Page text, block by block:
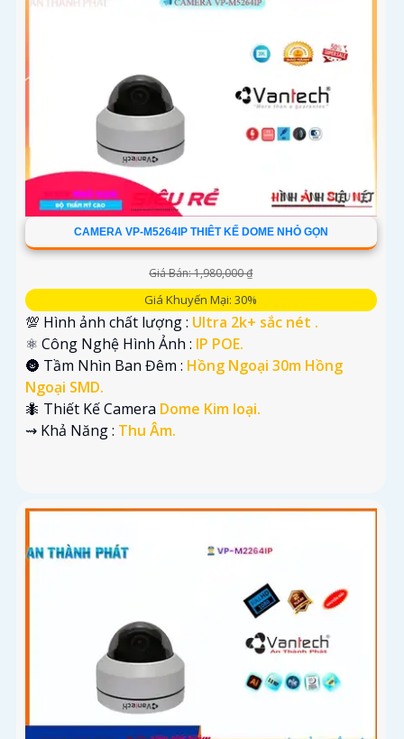
CAMERA VP-M5264IP THIÊT KẾ DOME NHỎ GỌN
Giá Bán: 1,980,000 ₫
Giá Khuyến Mại: 30%
💯 Hình ảnh chất lượng : Ultra 2k+ sắc nét .
⚛️ Công Nghệ Hình Ảnh : IP POE.
🌚 Tầm Nhìn Ban Đêm : Hồng Ngoại 30m Hồng
Ngoại SMD.
🐜 Thiết Kế Camera Dome Kim loại.
️⇝ Khả Năng : Thu Âm.